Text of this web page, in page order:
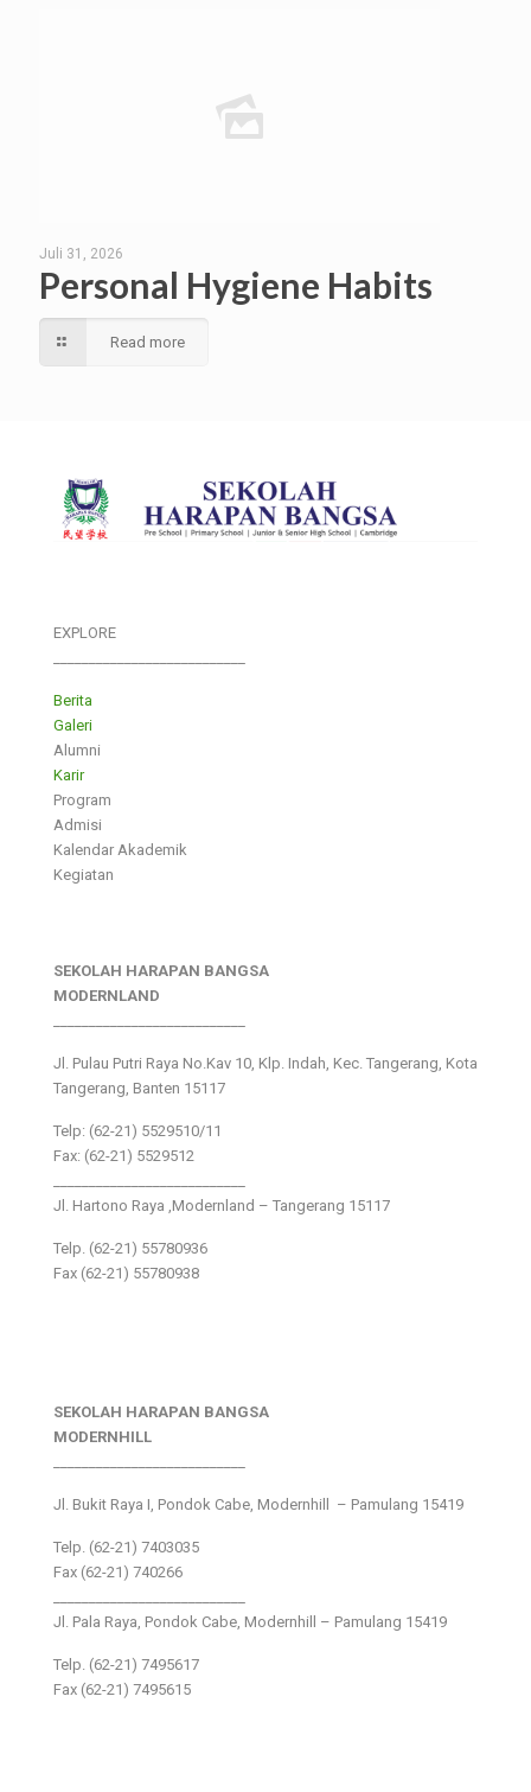
Juli 31, 2026
Personal Hygiene Habits
Read more
EXPLORE
Berita
Galeri
Alumni
Karir
Program
Admisi
Kalendar Akademik
Kegiatan
SEKOLAH HARAPAN BANGSA
MODERNLAND
Jl. Pulau Putri Raya No.Kav 10, Klp. Indah, Kec. Tangerang, Kota
Tangerang, Banten 15117
Telp: (62-21) 5529510/11
Fax: (62-21) 5529512
Jl. Hartono Raya ,Modernland – Tangerang 15117
Telp. (62-21) 55780936
Fax (62-21) 55780938
SEKOLAH HARAPAN BANGSA
MODERNHILL
Jl. Bukit Raya I, Pondok Cabe, Modernhill – Pamulang 15419
Telp. (62-21) 7403035
Fax (62-21) 740266
Jl. Pala Raya, Pondok Cabe, Modernhill – Pamulang 15419
Telp. (62-21) 7495617
Fax (62-21) 7495615